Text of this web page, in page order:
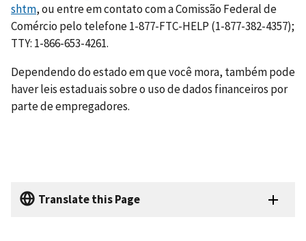
shtm, ou entre em contato com a Comissão Federal de
Comércio pelo telefone 1-877-FTC-HELP (1-877-382-4357);
TTY: 1-866-653-4261.
Dependendo do estado em que você mora, também pode
haver leis estaduais sobre o uso de dados financeiros por
parte de empregadores.
Translate this Page